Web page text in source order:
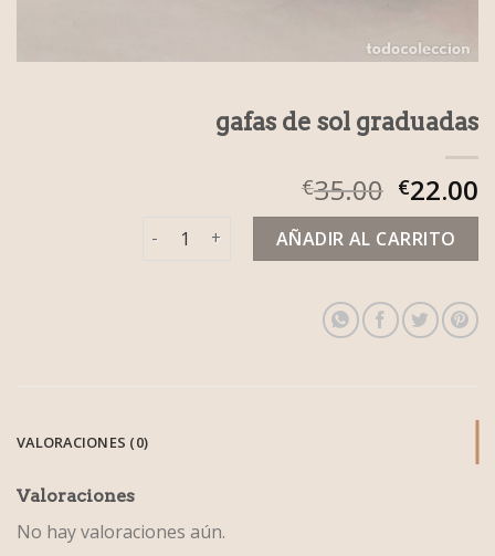
gafas de sol graduadas
€35.00 €22.00
gafas de sol graduadas cantidad
AÑADIR AL CARRITO
VALORACIONES (0)
Valoraciones
No hay valoraciones aún.